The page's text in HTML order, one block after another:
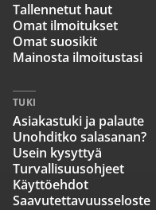
Tallennetut haut
Omat ilmoitukset
Omat suosikit
Mainosta ilmoitustasi
TUKI
Asiakastuki ja palaute
Unohditko salasanan?
Usein kysyttyä
Turvallisuusohjeet
Käyttöehdot
Saavutettavuusseloste